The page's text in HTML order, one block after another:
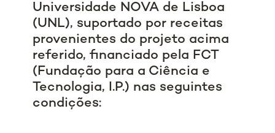
Universidade NOVA de Lisboa
(UNL), suportado por receitas
provenientes do projeto acima
referido, financiado pela FCT
(Fundação para a Ciência e
Tecnologia, I.P.) nas seguintes
condições: